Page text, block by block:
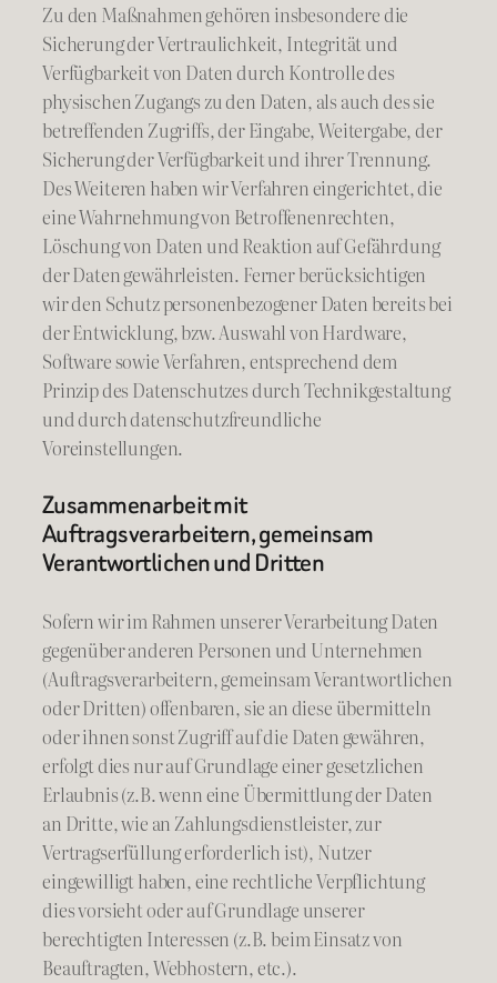
Zu den Maßnahmen gehören insbesondere die
Sicherung der Vertraulichkeit, Integrität und
Verfügbarkeit von Daten durch Kontrolle des
physischen Zugangs zu den Daten, als auch des sie
betreffenden Zugriffs, der Eingabe, Weitergabe, der
Sicherung der Verfügbarkeit und ihrer Trennung.
Des Weiteren haben wir Verfahren eingerichtet, die
eine Wahrnehmung von Betroffenenrechten,
Löschung von Daten und Reaktion auf Gefährdung
der Daten gewährleisten. Ferner berücksichtigen
wir den Schutz personenbezogener Daten bereits bei
der Entwicklung, bzw. Auswahl von Hardware,
Software sowie Verfahren, entsprechend dem
Prinzip des Datenschutzes durch Technikgestaltung
und durch datenschutzfreundliche
Voreinstellungen.
Zusammenarbeit mit
Auftragsverarbeitern, gemeinsam
Verantwortlichen und Dritten
Sofern wir im Rahmen unserer Verarbeitung Daten
gegenüber anderen Personen und Unternehmen
(Auftragsverarbeitern, gemeinsam Verantwortlichen
oder Dritten) offenbaren, sie an diese übermitteln
oder ihnen sonst Zugriff auf die Daten gewähren,
erfolgt dies nur auf Grundlage einer gesetzlichen
Erlaubnis (z.B. wenn eine Übermittlung der Daten
an Dritte, wie an Zahlungsdienstleister, zur
Vertragserfüllung erforderlich ist), Nutzer
eingewilligt haben, eine rechtliche Verpflichtung
dies vorsieht oder auf Grundlage unserer
berechtigten Interessen (z.B. beim Einsatz von
Beauftragten, Webhostern, etc.).